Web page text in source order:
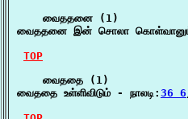
    வைததனை (1)
வைததனை இன் சொலா கொள்வானும்
TOP
    வைததை (1)
வைததை உள்ளிவிடும் - நாலடி: 36 6